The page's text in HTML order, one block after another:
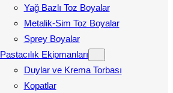
Yağ Bazlı Toz Boyalar
Metalik-Sim Toz Boyalar
Sprey Boyalar
Pastacılık Ekipmanları
Duylar ve Krema Torbası
Kopatlar